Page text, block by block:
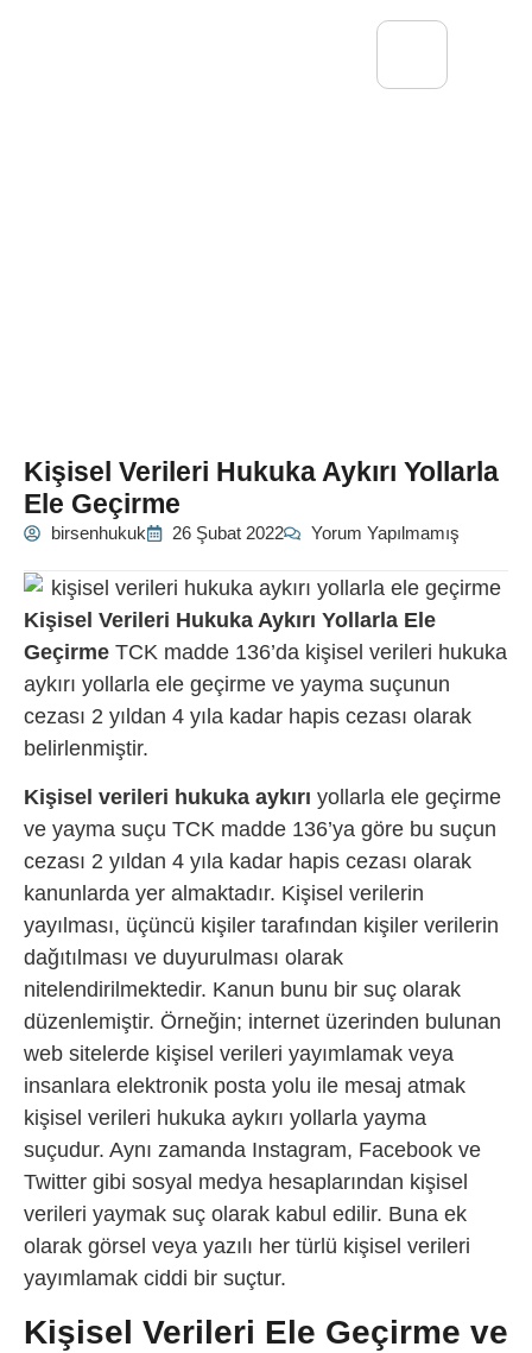
Kişisel Verileri Hukuka Aykırı Yollarla
Ele Geçirme
birsenhukuk 26 Şubat 2022 Yorum Yapılmamış
Kişisel Verileri Hukuka Aykırı Yollarla Ele
Geçirme TCK madde 136’da kişisel verileri hukuka
aykırı yollarla ele geçirme ve yayma suçunun
cezası 2 yıldan 4 yıla kadar hapis cezası olarak
belirlenmiştir.
Kişisel verileri hukuka aykırı yollarla ele geçirme
ve yayma suçu TCK madde 136’ya göre bu suçun
cezası 2 yıldan 4 yıla kadar hapis cezası olarak
kanunlarda yer almaktadır. Kişisel verilerin
yayılması, üçüncü kişiler tarafından kişiler verilerin
dağıtılması ve duyurulması olarak
nitelendirilmektedir. Kanun bunu bir suç olarak
düzenlemiştir. Örneğin; internet üzerinden bulunan
web sitelerde kişisel verileri yayımlamak veya
insanlara elektronik posta yolu ile mesaj atmak
kişisel verileri hukuka aykırı yollarla yayma
suçudur. Aynı zamanda Instagram, Facebook ve
Twitter gibi sosyal medya hesaplarından kişisel
verileri yaymak suç olarak kabul edilir. Buna ek
olarak görsel veya yazılı her türlü kişisel verileri
yayımlamak ciddi bir suçtur.
Kişisel Verileri Ele Geçirme ve